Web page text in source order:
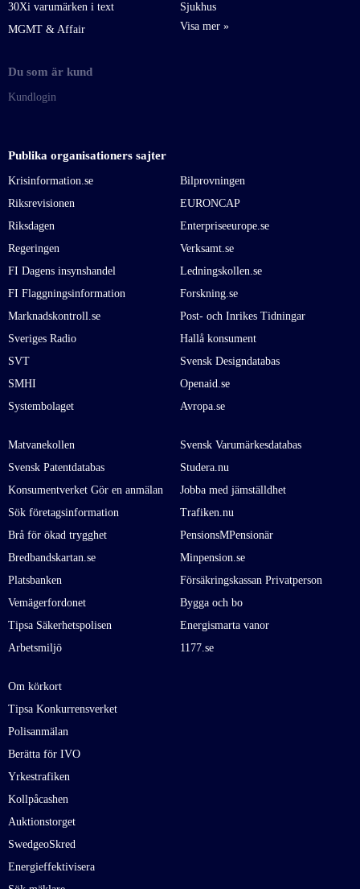
30Xi varumärken i text
MGMT & Affair
Sjukhus
Du som är kund
Kundlogin
Publika organisationers sajter
Krisinformation.se
Riksrevisionen
Riksdagen
Regeringen
FI Dagens insynshandel
FI Flaggningsinformation
Marknadskontroll.se
Sveriges Radio
SVT
SMHI
Systembolaget
Bilprovningen
EURONCAP
Enterpriseeurope.se
Verksamt.se
Ledningskollen.se
Forskning.se
Post- och Inrikes Tidningar
Hallå konsument
Svensk Designdatabas
Openaid.se
Avropa.se
Matvanekollen
Svensk Patentdatabas
Konsumentverket Gör en anmälan
Sök företagsinformation
Brå för ökad trygghet
Bredbandskartan.se
Platsbanken
Vemägerfordonet
Tipsa Säkerhetspolisen
Arbetsmiljö
Svensk Varumärkesdatabas
Studera.nu
Jobba med jämställdhet
Trafiken.nu
PensionsMPensionär
Minpension.se
Försäkringskassan Privatperson
Bygga och bo
Energismarta vanor
1177.se
Om körkort
Tipsa Konkurrensverket
Polisanmälan
Berätta för IVO
Yrkestrafiken
Kollpåcashen
Auktionstorget
SwedgeoSkred
Energieffektivisera